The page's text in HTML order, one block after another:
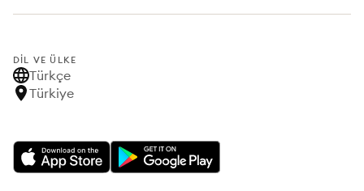
DIL VE ÜLKE
Türkçe
Türkiye